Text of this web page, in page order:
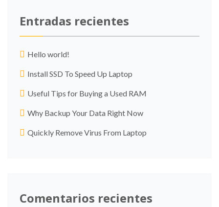
Entradas recientes
Hello world!
Install SSD To Speed Up Laptop
Useful Tips for Buying a Used RAM
Why Backup Your Data Right Now
Quickly Remove Virus From Laptop
Comentarios recientes